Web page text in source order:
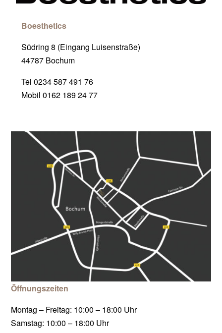
Boesthetics
Südring 8 (Eingang Luisenstraße)
44787 Bochum
Tel 0234 587 491 76
Mobil 0162 189 24 77
Öffnungszeiten
Montag – Freitag: 10:00 – 18:00 Uhr
Samstag: 10:00 – 18:00 Uhr